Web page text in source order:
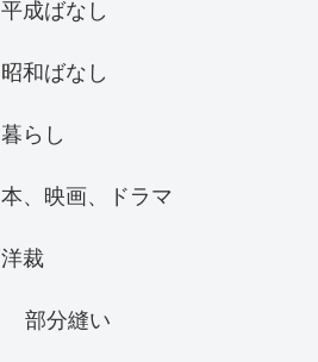
平成ばなし
昭和ばなし
暮らし
本、映画、ドラマ
洋裁
部分縫い